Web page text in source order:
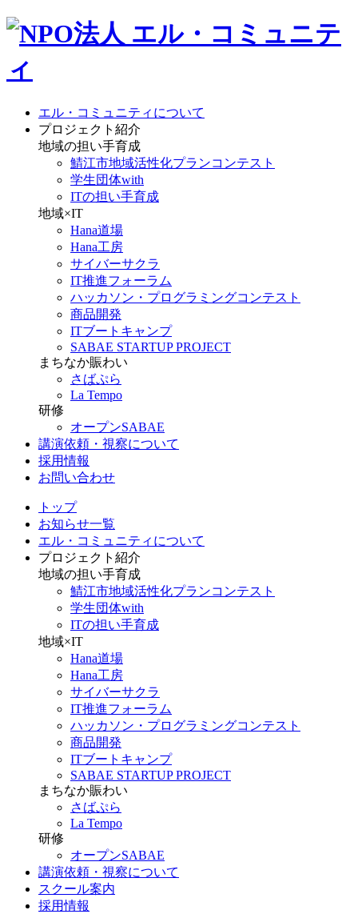
エル・コミュニティについて
プロジェクト紹介
地域の担い手育成
鯖江市地域活性化プランコンテスト
学生団体with
ITの担い手育成
地域×IT
Hana道場
Hana工房
サイバーサクラ
IT推進フォーラム
ハッカソン・プログラミングコンテスト
商品開発
ITブートキャンプ
SABAE STARTUP PROJECT
まちなか賑わい
さばぷら
La Tempo
研修
オープンSABAE
講演依頼・視察について
採用情報
お問い合わせ
トップ
お知らせ一覧
エル・コミュニティについて
プロジェクト紹介
地域の担い手育成
鯖江市地域活性化プランコンテスト
学生団体with
ITの担い手育成
地域×IT
Hana道場
Hana工房
サイバーサクラ
IT推進フォーラム
ハッカソン・プログラミングコンテスト
商品開発
ITブートキャンプ
SABAE STARTUP PROJECT
まちなか賑わい
さばぷら
La Tempo
研修
オープンSABAE
講演依頼・視察について
スクール案内
採用情報